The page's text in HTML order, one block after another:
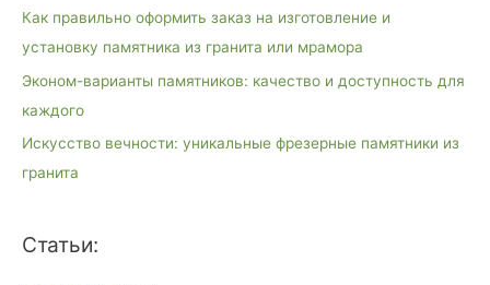
Как правильно оформить заказ на изготовление и
установку памятника из гранита или мрамора
Эконом-варианты памятников: качество и доступность для
каждого
Искусство вечности: уникальные фрезерные памятники из
гранита
Статьи: